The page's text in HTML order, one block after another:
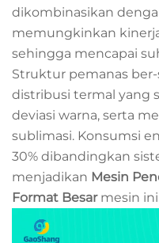
dikombinasikan
memungkinkan
sehingga mencapai
Struktur pemanas
distribusi termal yang
deviasi warna, serta
sublimasi. Konsumsi
30% dibandingkan
menjadikan Mesin
Format Besar mesin